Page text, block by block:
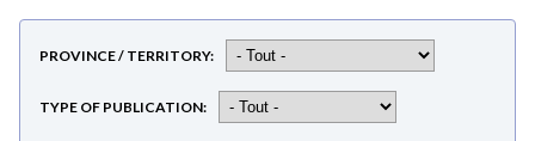
PROVINCE / TERRITORY
TYPE OF PUBLICATION